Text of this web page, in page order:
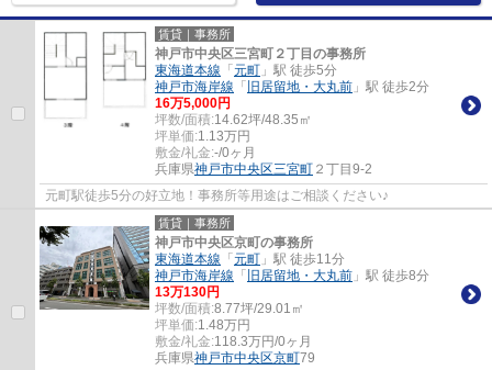
賃貸｜事務所
神戸市中央区三宮町２丁目の事務所
東海道本線 「 元町 」駅 徒歩5分
神戸市海岸線 「 旧居留地・大丸前 」駅 徒歩2分
16万5,000円
坪数/面積:14.62坪/48.35㎡
坪単価:1.13万円
敷金/礼金:-/0ヶ月
兵庫県神戸市中央区三宮町 ２丁目9-2
元町駅徒歩5分の好立地！事務所等用途はご相談ください♪
賃貸｜事務所
神戸市中央区京町の事務所
東海道本線 「 元町 」駅 徒歩11分
神戸市海岸線 「 旧居留地・大丸前 」駅 徒歩8分
13万130円
坪数/面積:8.77坪/29.01㎡
坪単価:1.48万円
敷金/礼金:118.3万円/0ヶ月
兵庫県神戸市中央区京町79